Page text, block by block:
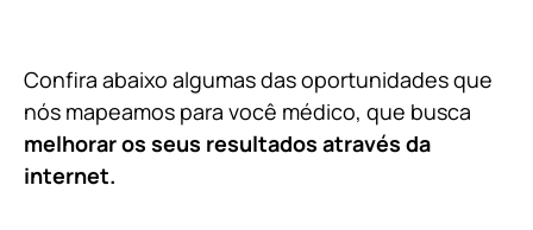
Confira abaixo algumas das oportunidades que
nós mapeamos para você médico, que busca
melhorar os seus resultados através da
internet.